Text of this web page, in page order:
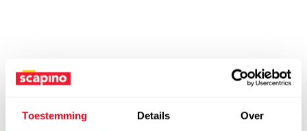
Toestemming Details Over